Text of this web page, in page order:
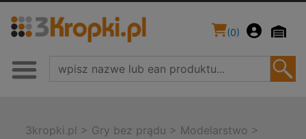
(0)
3kropki.pl > Gry bez prądu > Modelarstwo >